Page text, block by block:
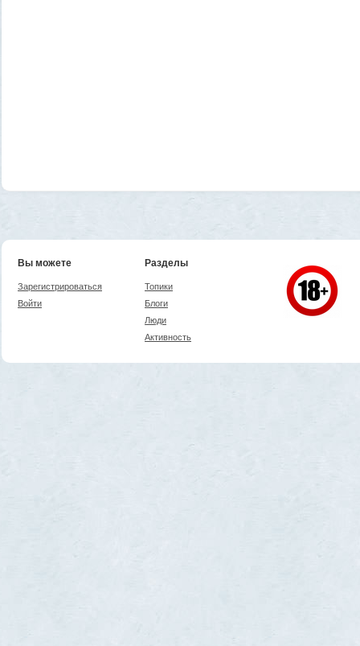
Вы можете
Зарегистрироваться
Войти
Разделы
Топики
Блоги
Люди
Активность